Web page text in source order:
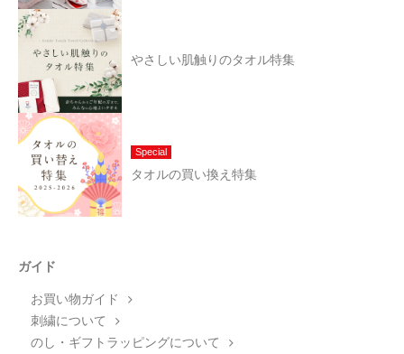
やさしい肌触りのタオル特集
Special
タオルの買い換え特集
ガイド
お買い物ガイド
刺繍について
のし・ギフトラッピングについて